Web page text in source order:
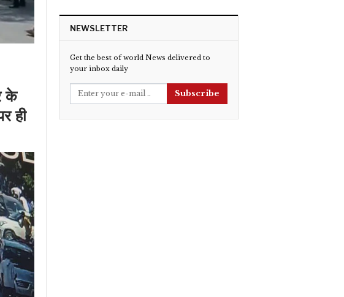
के
ही
NEWSLETTER
Get the best of world News delivered to
your inbox daily
Subscribe